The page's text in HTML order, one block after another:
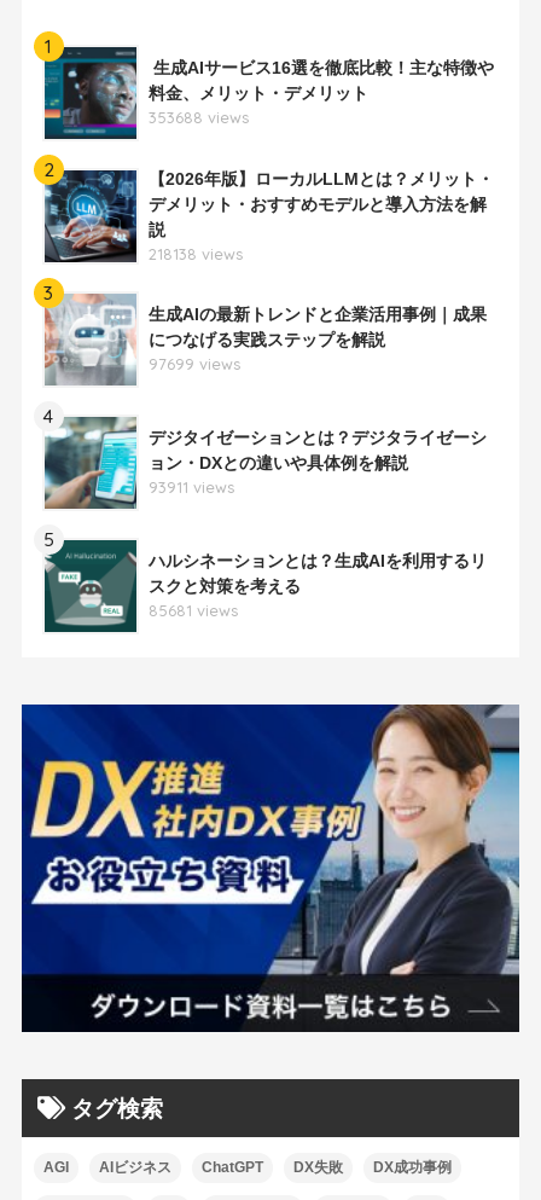
1
生成AIサービス16選を徹底比較！主な特徴や
料金、メリット・デメリット
353688 views
2
【2026年版】ローカルLLMとは？メリット・
デメリット・おすすめモデルと導入方法を解
説
218138 views
3
生成AIの最新トレンドと企業活用事例｜成果
につなげる実践ステップを解説
97699 views
4
デジタイゼーションとは？デジタライゼーシ
ョン・DXとの違いや具体例を解説
93911 views
5
ハルシネーションとは？生成AIを利用するリ
スクと対策を考える
85681 views
タグ検索
AGI AIビジネス ChatGPT DX失敗 DX成功事例